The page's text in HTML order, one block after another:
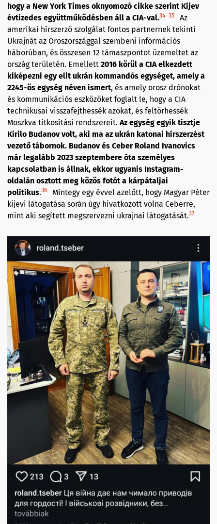
hogy a New York Times oknyomozó cikke szerint Kijev
évtizedes együttműködésben áll a CIA-val.34 35
Az
amerikai hírszerző szolgálat fontos partnernek tekinti
Ukrajnát az Oroszországgal szembeni információs
háborúban, és összesen 12 támaszpontot üzemeltet az
ország területén. Emellett 2016 körül a CIA elkezdett
kiképezni egy elit ukrán kommandós egységet, amely a
2245-ös egység néven ismert, és amely orosz drónokat
és kommunikációs eszközöket foglalt le, hogy a CIA
technikusai visszafejthessék azokat, és feltörhessék
Moszkva titkosítási rendszereit. Az egység egyik tisztje
Kirilo Budanov volt, aki ma az ukrán katonai hírszerzést
vezető tábornok. Budanov és Ceber Roland Ivanovics
már legalább 2023 szeptembere óta személyes
kapcsolatban is állnak, ekkor ugyanis Instagram-
oldalán osztott meg közös fotót a kárpátaljai
politikus.36
Mintegy egy évvel azelőtt, hogy Magyar Péter
kijevi látogatása során úgy hivatkozott volna Ceberre,
mint aki segített megszervezni ukrajnai látogatását.37